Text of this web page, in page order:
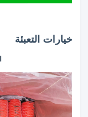
خيارات التعبئة